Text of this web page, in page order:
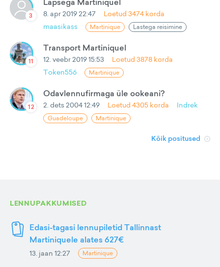
3 8. apr 2019 22:47 Loetud 3474 korda
maasikass
Martinique Lastega reisimine
11
Transport Martiniquel
12. veebr 2019 15:53 Loetud 3878 korda
Token556
Martinique
12
Odavlennufirmaga üle ookeani?
2. dets 2004 12:49 Loetud 4305 korda Indrek
Guadeloupe Martinique
Kõik positused
LENNUPAKKUMISED
Edasi-tagasi lennupiletid Tallinnast
Martiniquele alates 627€
13. jaan 12:27 Martinique